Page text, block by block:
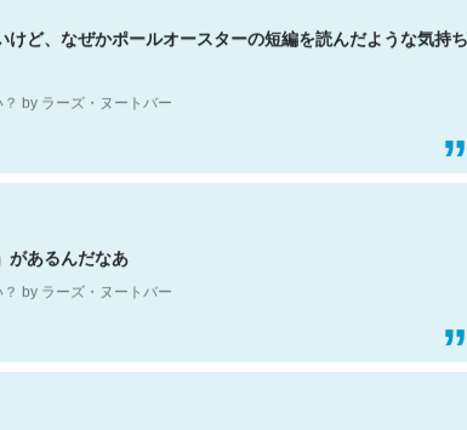
けど、なぜかポールオースターの短編を読んだような気持ち
by ラーズ・ヌートバー
あるんだなあ
by ラーズ・ヌートバー
て素晴らしい。ほぼ公式のドキュメントにも書いてあること